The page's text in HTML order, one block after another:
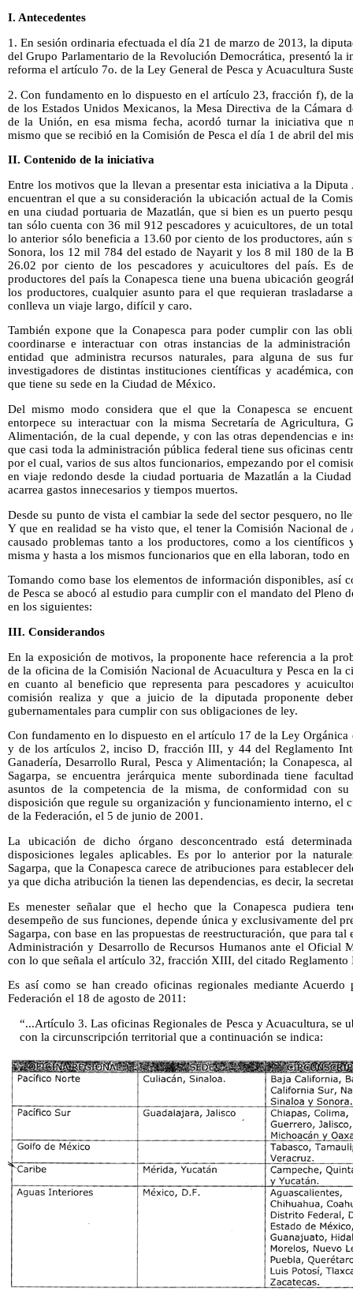
I. Antecedentes
1. En sesión ordinaria efectuada el día 21 de marzo de 2013, la
del Grupo Parlamentario de la Revolución Democrática, presentó la
reforma el artículo 7o. de la Ley General de Pesca y Acuacultura
2. Con fundamento en lo dispuesto en el artículo 23, fracción f), de
de los Estados Unidos Mexicanos, la Mesa Directiva de la Cámara
de la Unión, en esa misma fecha, acordó turnar la iniciativa que
mismo que se recibió en la Comisión de Pesca el día 1 de abril del
II. Contenido de la iniciativa
Entre los motivos que la llevan a presentar esta iniciativa a la
encuentran el que a su consideración la ubicación actual de la
en una ciudad portuaria de Mazatlán, que si bien es un puerto
tan sólo cuenta con 36 mil 912 pescadores y acuicultores, de un
lo anterior sólo beneficia a 13.60 por ciento de los productores, aún
Sonora, los 12 mil 784 del estado de Nayarit y los 8 mil 180 de la
26.02 por ciento de los pescadores y acuicultores del país. Es
productores del país la Conapesca tiene una buena ubicación
los productores, cualquier asunto para el que requieran trasladarse
conlleva un viaje largo, difícil y caro.
También expone que la Conapesca para poder cumplir con las
coordinarse e interactuar con otras instancias de la
entidad que administra recursos naturales, para alguna de sus
investigadores de distintas instituciones científicas y académica,
que tiene su sede en la Ciudad de México.
Del mismo modo considera que el que la Conapesca se
entorpece su interactuar con la misma Secretaría de Agricultura,
Alimentación, de la cual depende, y con las otras dependencias e
que casi toda la administración pública federal tiene sus oficinas
por el cual, varios de sus altos funcionarios, empezando por el
en viaje redondo desde la ciudad portuaria de Mazatlán a la
acarrea gastos innecesarios y tiempos muertos.
Desde su punto de vista el cambiar la sede del sector pesquero, no
Y que en realidad se ha visto que, el tener la Comisión Nacional de
causado problemas tanto a los productores, como a los científicos
misma y hasta a los mismos funcionarios que en ella laboran, todo
Tomando como base los elementos de información disponibles, así
de Pesca se abocó al estudio para cumplir con el mandato del Pleno
en los siguientes:
III. Considerandos
En la exposición de motivos, la proponente hace referencia a la
de la oficina de la Comisión Nacional de Acuacultura y Pesca en la
en cuanto al beneficio que representa para pescadores y
comisión realiza y que a juicio de la diputada proponente
gubernamentales para cumplir con sus obligaciones de ley.
Con fundamento en lo dispuesto en el artículo 17 de la Ley
y de los artículos 2, inciso D, fracción III, y 44 del Reglamento
Ganadería, Desarrollo Rural, Pesca y Alimentación; la Conapesca,
Sagarpa, se encuentra jerárquica mente subordinada tiene
asuntos de la competencia de la misma, de conformidad con
disposición que regule su organización y funcionamiento interno, el
de la Federación, el 5 de junio de 2001.
La ubicación de dicho órgano desconcentrado está
disposiciones legales aplicables. Es por lo anterior por la
Sagarpa, que la Conapesca carece de atribuciones para establecer
ya que dicha atribución la tienen las dependencias, es decir, la
Es menester señalar que el hecho que la Conapesca pudiera
desempeño de sus funciones, depende única y exclusivamente del
Sagarpa, con base en las propuestas de reestructuración, que para
Administración y Desarrollo de Recursos Humanos ante el Oficial
con lo que señala el artículo 32, fracción XIII, del citado Reglamento
Es así como se han creado oficinas regionales mediante
Federación el 18 de agosto de 2011:
“...Artículo 3. Las oficinas Regionales de Pesca y Acuacultura, se
con la circunscripción territorial que a continuación se indica: